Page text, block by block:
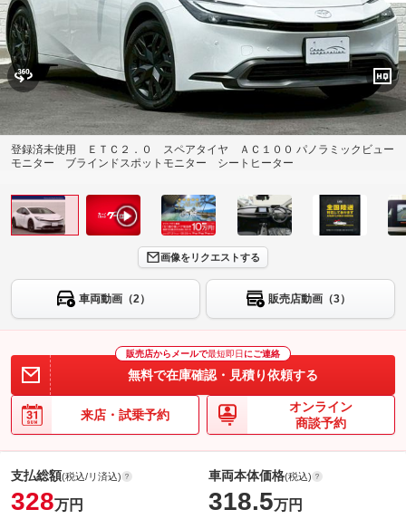
登録済未使用 ＥＴＣ２．０ スペアタイヤ ＡＣ１００ パノラミックビュー
モニター ブラインドスポットモニター シートヒーター
画像をリクエストする
車両動画（2） 販売店動画（3）
販売店からメールで最短即日 にご連絡
無料で在庫確認・見積り依頼する
来店・試乗予約
オンライン
商談予約
支払総額(税込/リ済込)
328万円
車両本体価格(税込)
318.5万円